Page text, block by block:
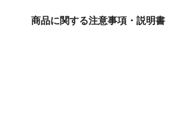
商品に関する注意事項・説明書